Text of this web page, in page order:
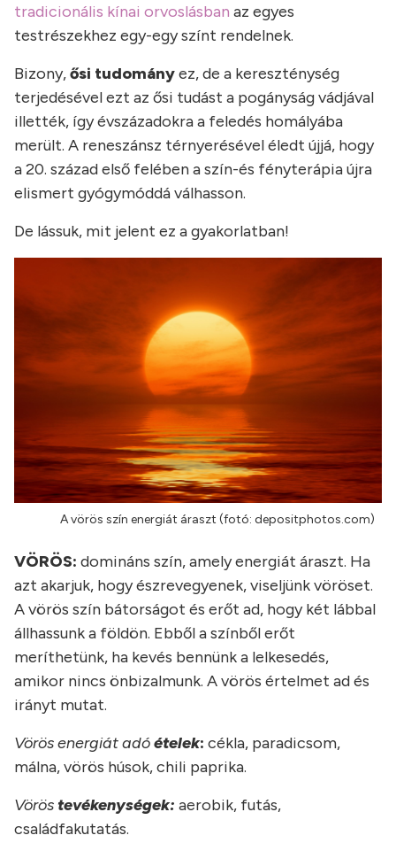
tradicionális kínai orvoslásban az egyes
testrészekhez egy-egy színt rendelnek.
Bizony,ősi tudományez, de a kereszténység
terjedésével ezt az ősi tudást a pogányság vádjával
illették, így évszázadokra a feledés homályába
merült. A reneszánsz térnyerésével éledt újjá, hogy
a 20. század első felében a szín-és fényterápia újra
elismert gyógymóddá válhasson.
De lássuk, mit jelent ez a gyakorlatban!
A vörös szín energiát áraszt (fotó: depositphotos.com)
VÖRÖS: domináns szín, amely energiát áraszt. Ha
azt akarjuk, hogy észrevegyenek, viseljünk vöröset.
A vörös szín bátorságot és erőt ad, hogy két lábbal
állhassunk a földön. Ebből a színből erőt
meríthetünk, ha kevés bennünk a lelkesedés,
amikor nincs önbizalmunk. A vörös értelmet ad és
irányt mutat.
Vörös energiát adóételek: cékla, paradicsom,
málna, vörös húsok, chili paprika.
Vörös tevékenységek: aerobik, futás,
családfakutatás.